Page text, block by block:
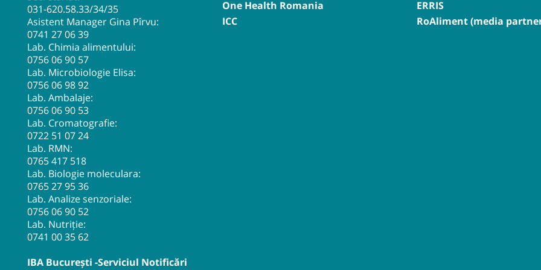
031-620.58.33/34/35
Asistent Manager Gina Pîrvu:
0741 27 06 39
Lab. Chimia alimentului:
0756 06 90 57
Lab. Microbiologie Elisa:
0756 06 98 92
Lab. Ambalaje:
0756 06 90 53
Lab. Cromatografie:
0722 51 07 24
Lab. RMN:
0765 417 518
Lab. Biologie moleculara:
0765 27 95 36
Lab. Analize senzoriale:
0756 06 90 52
Lab. Nutriție:
0741 00 35 62
IBA București -Serviciul Notificări
One Health Romania
ICC
ERRIS
RoAliment (media